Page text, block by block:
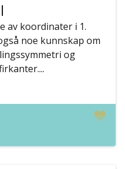
av koordinater i 1.
noe kunnskap om
og